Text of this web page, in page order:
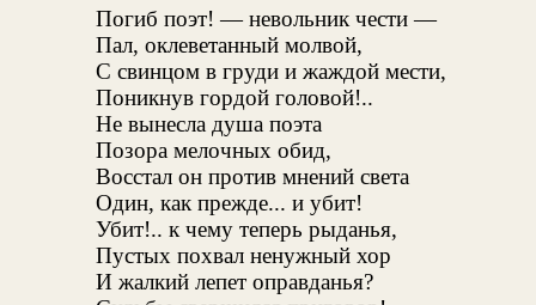
Погиб поэт! — невольник чести —
Пал, оклеветанный молвой,
С свинцом в груди и жаждой мести,
Поникнув гордой головой!..
Не вынесла душа поэта
Позора мелочных обид,
Восстал он против мнений света
Один, как прежде... и убит!
Убит!.. к чему теперь рыданья,
Пустых похвал ненужный хор
И жалкий лепет оправданья?